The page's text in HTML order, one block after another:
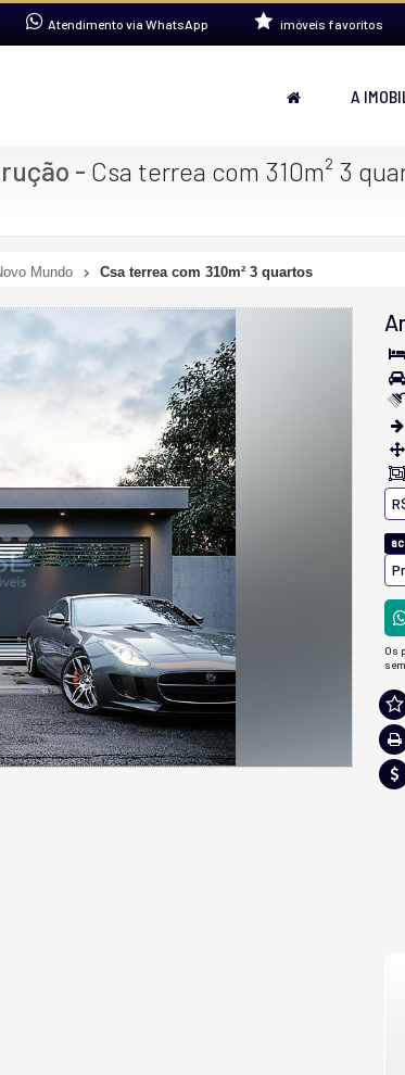
Atendimento via WhatsApp imóveis favoritos
A
- Csa terrea com 310m² 3
Mundo Csa terrea com 310m² 3 quartos
Os